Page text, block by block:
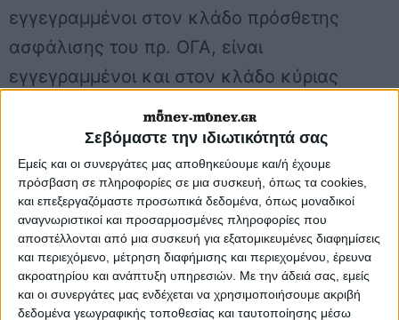
Σεβόμαστε την ιδιωτικότητά σας
Εμείς και οι συνεργάτες μας αποθηκεύουμε και/ή έχουμε
πρόσβαση σε πληροφορίες σε μια συσκευή, όπως τα cookies,
και επεξεργαζόμαστε προσωπικά δεδομένα, όπως μοναδικοί
αναγνωριστικοί και προσαρμοσμένες πληροφορίες που
αποστέλλονται από μια συσκευή για εξατομικευμένες διαφημίσεις
και περιεχόμενο, μέτρηση διαφήμισης και περιεχομένου, έρευνα
ακροατηρίου και ανάπτυξη υπηρεσιών. Με την άδειά σας, εμείς
και οι συνεργάτες μας ενδέχεται να χρησιμοποιήσουμε ακριβή
δεδομένα γεωγραφικής τοποθεσίας και ταυτοποίησης μέσω
εγγεγραμμένοι στον κλάδο πρόσθετης
ασφάλισης του πρ. ΟΓΑ, είναι
εγγεγραμμένοι και στον κλάδο κύριας
ασφάλισης και μπορούν να
αναγνωρίσουν λόγω πάγιας διάταξης
του 2006 οφειλόμενο χρόνο στον
κλάδο πρόσθετης. Σύμφωνα με
πρόσφατη υπουργική απόφαση, το
παράθυρο της εξαγοράς ανοίγει και για
τους εγγεγραμμένους μόνο στα μητρώα
ασφαλισμένων του πρώην κλάδου